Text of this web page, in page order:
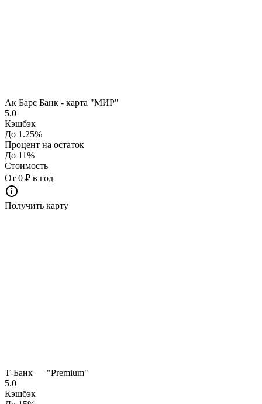
Ак Барс Банк - карта "МИР"
5.0
Кэшбэк
До 1.25%
Процент на остаток
До 11%
Стоимость
От 0 ₽ в год
Получить карту
Т-Банк — "Premium"
5.0
Кэшбэк